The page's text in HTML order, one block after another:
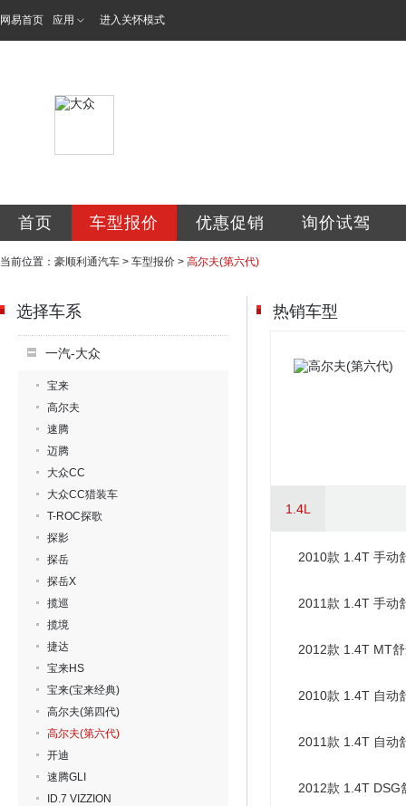
网易首页 应用 进入关怀模式
首页 车型报价 优惠促销 询价试驾
当前位置： 豪顺利通汽车 > 车型报价 > 高尔夫(第六代)
选择车系
一汽-大众
宝来
高尔夫
速腾
迈腾
大众CC
大众CC猎装车
T-ROC探歌
探影
探岳
探岳X
揽巡
揽境
捷达
宝来HS
宝来(宝来经典)
高尔夫(第四代)
高尔夫(第六代)
开迪
速腾GLI
ID.7 VIZZION
热销车型
1.4L
2010款 1.4T 手动
2011款 1.4T 手动
2012款 1.4T MT
2010款 1.4T 自动
2011款 1.4T 自动
2012款 1.4T DSG